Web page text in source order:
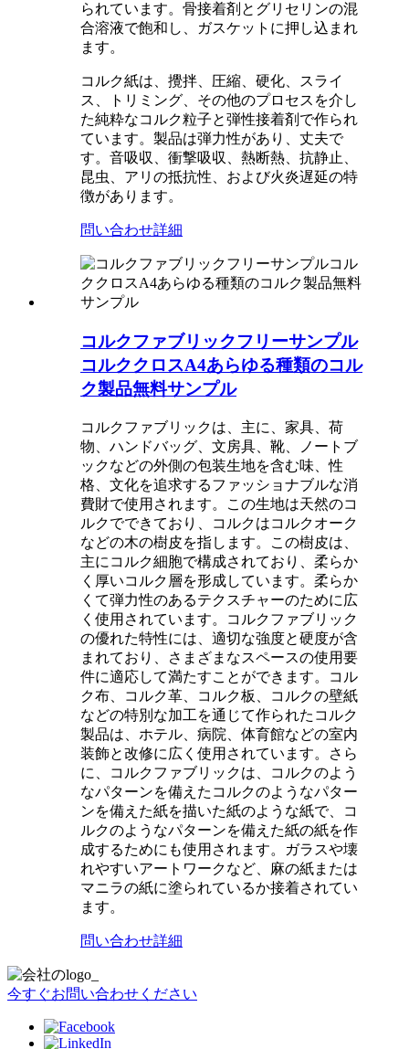
られています。骨接着剤とグリセリンの混
合溶液で飽和し、ガスケットに押し込まれ
ます。
コルク紙は、攪拌、圧縮、硬化、スライ
ス、トリミング、その他のプロセスを介し
た純粋なコルク粒子と弾性接着剤で作られ
ています。製品は弾力性があり、丈夫で
す。音吸収、衝撃吸収、熱断熱、抗静止、
昆虫、アリの抵抗性、および火炎遅延の特
徴があります。
問い合わせ詳細
コルクファブリックフリーサンプル
コルククロスA4あらゆる種類のコル
ク製品無料サンプル
コルクファブリックは、主に、家具、荷
物、ハンドバッグ、文房具、靴、ノートブ
ックなどの外側の包装生地を含む味、性
格、文化を追求するファッショナブルな消
費財で使用されます。この生地は天然のコ
ルクでできており、コルクはコルクオーク
などの木の樹皮を指します。この樹皮は、
主にコルク細胞で構成されており、柔らか
く厚いコルク層を形成しています。柔らか
くて弾力性のあるテクスチャーのために広
く使用されています。コルクファブリック
の優れた特性には、適切な強度と硬度が含
まれており、さまざまなスペースの使用要
件に適応して満たすことができます。コル
ク布、コルク革、コルク板、コルクの壁紙
などの特別な加工を通じて作られたコルク
製品は、ホテル、病院、体育館などの室内
装飾と改修に広く使用されています。さら
に、コルクファブリックは、コルクのよう
なパターンを備えたコルクのようなパター
ンを備えた紙を描いた紙のような紙で、コ
ルクのようなパターンを備えた紙の紙を作
成するためにも使用されます。ガラスや壊
れやすいアートワークなど、麻の紙または
マニラの紙に塗られているか接着されてい
ます。
問い合わせ詳細
今すぐお問い合わせください